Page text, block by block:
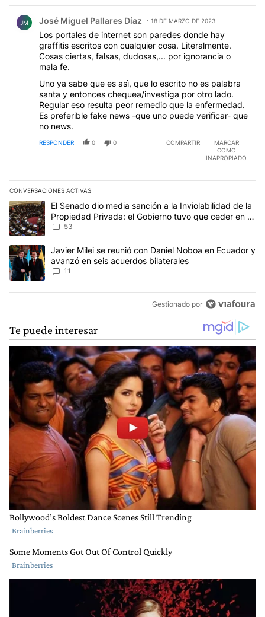
JM José Miguel Pallares Díaz 18 DE MARZO DE 2023
Los portales de internet son paredes donde hay
graffitis escritos con cualquier cosa. Literalmente.
Cosas ciertas, falsas, dudosas,... por ignorancia o
mala fe.
Uno ya sabe que es asì, que lo escrito no es palabra
santa y entonces chequea/investiga por otro lado.
Regular eso resulta peor remedio que la enfermedad.
Es preferible fake news -que uno puede verificar- que
no news.
RESPONDER 0 0 COMPARTIR
MARCAR
COMO
INAPROPIADO
CONVERSACIONES ACTIVAS
Este listado muestra los artículos con más comentarios en los
Un artículo de tendencia con el título "El Senado dio media
El Senado dio media sanción a la Inviolabilidad de la
Propiedad Privada: el Gobierno tuvo que ceder en la
Ley del Manejo del Fuego
53
Un artículo de tendencia con el título "Javier Milei se reunió con
Javier Milei se reunió con Daniel Noboa en Ecuador y
avanzó en seis acuerdos bilaterales
11
Gestionado por